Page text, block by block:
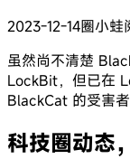
2023-12-14圈小蛙
虽然尚不清楚
LockBit，但已在
BlackCat 的受害者
科技圈动态